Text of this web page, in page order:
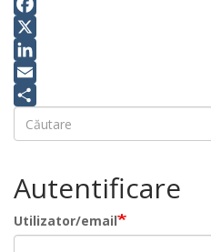
Facebook
X
LinkedIn
Email
Share
Căutare
Căutare
Autentificare
Utilizator/email